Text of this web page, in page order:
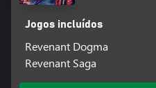
Jogos incluídos
Revenant Dogma
Revenant Saga